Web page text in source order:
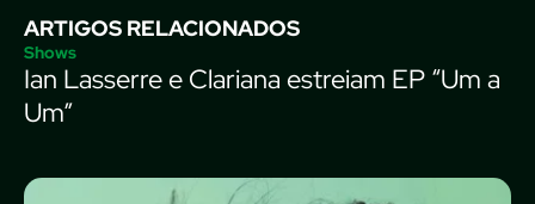
ARTIGOS RELACIONADOS
Shows
Ian Lasserre e Clariana estreiam EP “Um a
Um”